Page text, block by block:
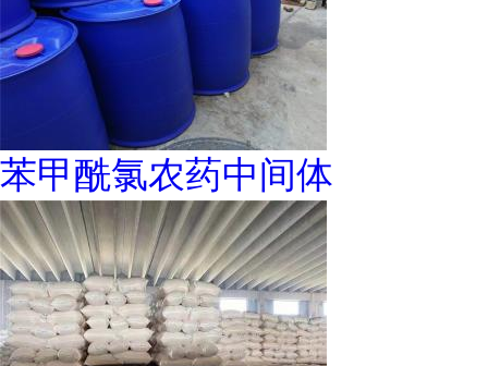
苯甲酰氯农药中间体